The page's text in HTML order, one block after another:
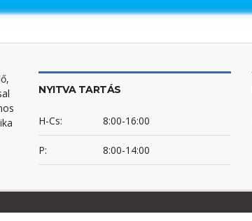
NYITVA TARTÁS
H-Cs: 8:00-16:00
P: 8:00-14:00